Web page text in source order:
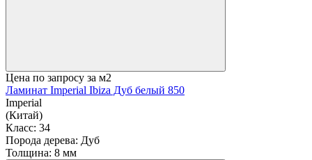
Цена по запросу за м2
Ламинат Imperial Ibiza Дуб белый 850
Imperial
(Китай)
Класс: 34
Порода дерева: Дуб
Толщина: 8 мм